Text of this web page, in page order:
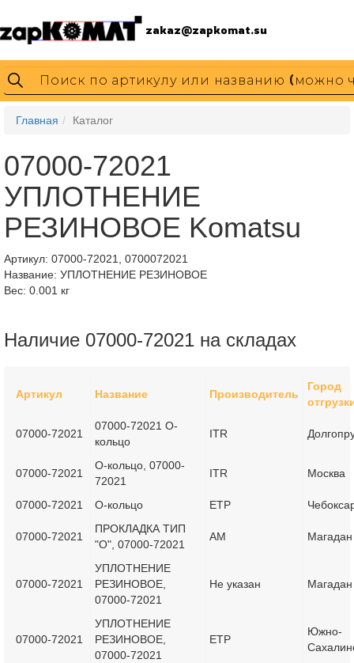
zakaz@zapkomat.su
Главная Каталог
07000-72021
УПЛОТНЕНИЕ
РЕЗИНОВОЕ Komatsu
Артикул: 07000-72021, 0700072021
Название: УПЛОТНЕНИЕ РЕЗИНОВОЕ
Вес: 0.001 кг
Наличие 07000-72021 на складах
Артикул Название Производитель
Город
07000-72021
07000-72021 О-
кольцо
ITR
07000-72021
О-кольцо, 07000-
72021
ITR Москва
07000-72021 О-кольцо ETP
07000-72021
ПРОКЛАДКА ТИП
"О", 07000-72021
AM Магадан
07000-72021
УПЛОТНЕНИЕ
РЕЗИНОВОЕ,
07000-72021
Не указан Магадан
07000-72021
УПЛОТНЕНИЕ
РЕЗИНОВОЕ,
07000-72021
ETP
Южно-